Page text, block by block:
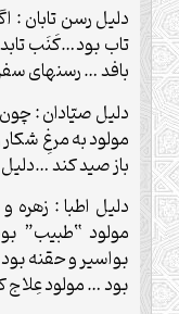
دليل رسن تابان
تاب بود…كَنَب
بافد … رسنهاى سفر
دليل صيّادان :
مولود به مرغِ
باز صيد كند
دليل اطبا :
مولود “طبيب”
بواسير و حقنه
بود … مولود